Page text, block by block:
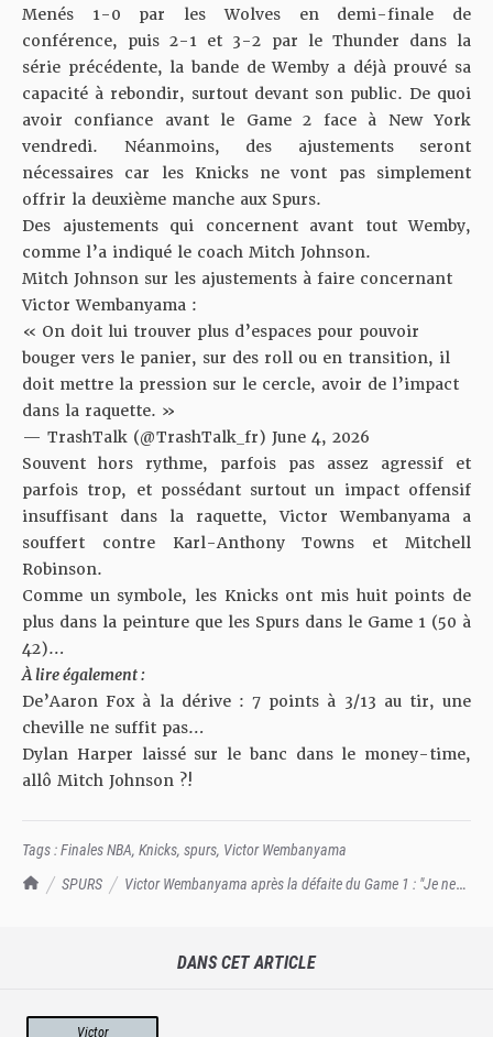
TrashTalk Actu NBA
SPURS
Victor Wembanyama après la défaite du Game 1 : "Je ne
Menés 1-0 par les Wolves en demi-finale de
conférence, puis 2-1 et 3-2 par le Thunder dans la
série précédente, la bande de Wemby a déjà prouvé sa
capacité à rebondir, surtout devant son public. De quoi
avoir confiance avant le Game 2 face à New York
vendredi. Néanmoins, des ajustements seront
nécessaires car les Knicks ne vont pas simplement
offrir la deuxième manche aux Spurs.
Des ajustements qui concernent avant tout Wemby,
comme l’a indiqué le coach Mitch Johnson.
Mitch Johnson sur les ajustements à faire concernant
Victor Wembanyama :
« On doit lui trouver plus d’espaces pour pouvoir
bouger vers le panier, sur des roll ou en transition, il
doit mettre la pression sur le cercle, avoir de l’impact
dans la raquette. »
— TrashTalk (@TrashTalk_fr) June 4, 2026
Souvent hors rythme, parfois pas assez agressif et
parfois trop, et possédant surtout un impact offensif
insuffisant dans la raquette,Victor Wembanyama a
souffert contre Karl-Anthony Towns et Mitchell
Robinson.
Comme un symbole, les Knicks ont mis huit points de
plus dans la peinture que les Spurs dans le Game 1 (50 à
42)…
À lire également :
De’Aaron Fox à la dérive : 7 points à 3/13 au tir, une
cheville ne suffit pas…
Dylan Harper laissé sur le banc dans le money-time,
allô Mitch Johnson ?!
Tags :Finales NBA, Knicks, spurs, Victor Wembanyama
DANS CET ARTICLE
Victor